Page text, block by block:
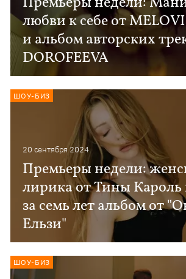
любви к себе от
и альбом авторских
DOROFEEVA
20 сентября 2024
Премьеры недели:
лирика от Тины
за семь лет альбом от
Ельзи"
ШОУ-БИЗ
ШОУ-БИЗ